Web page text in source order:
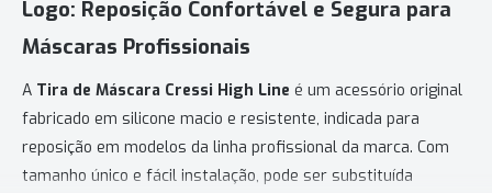
Logo: Reposição Confortável e Segura para
Máscaras Profissionais
A Tira de Máscara Cressi High Line é um acessório original
fabricado em silicone macio e resistente, indicada para
reposição em modelos da linha profissional da marca. Com
tamanho único e fácil instalação, pode ser substituída